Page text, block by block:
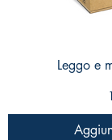
Leggo e